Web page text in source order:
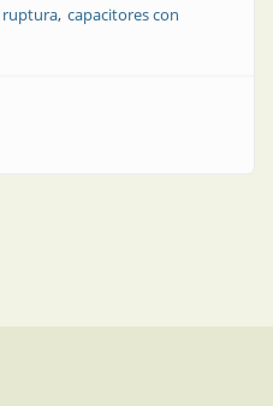
ruptura capacitores con
Nuevos capacitores con protección